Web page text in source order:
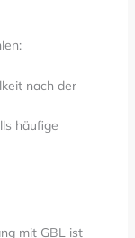
nach der
häufige
mit GBL ist